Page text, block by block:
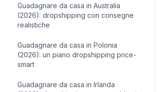
Guadagnare da casa in Australia
(2026): dropshipping con consegne
realistiche
Guadagnare da casa in Polonia
(2026): un piano dropshipping price-
smart
Guadagnare da casa in Irlanda